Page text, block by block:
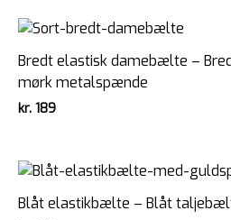
Bredt elastisk damebælte –
mørk metalspænde
kr. 189
Blåt elastikbælte – Blåt